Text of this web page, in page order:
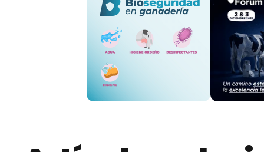
Imponer condiciones contractuales
rebajas coordinadas de precios
Utilizar leche importada como herramienta
Incluso se han presentado denuncias ante la
El malestar ha derivado en movilizaciones en